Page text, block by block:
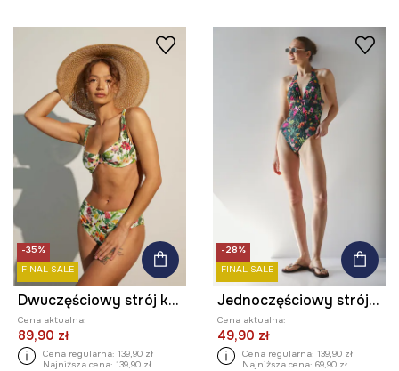
-35%
FINAL SALE
Dwuczęściowy strój kąpielowy damski wzorzysty kolor multicolor
Cena aktualna:
89,90 zł
Cena regularna: 139,90 zł
Najniższa cena: 139,90 zł
-28%
FINAL SALE
Jednoczęściowy strój kąpielowy damski w kwiaty kolor multicolor
Cena aktualna:
49,90 zł
Cena regularna: 139,90 zł
Najniższa cena: 69,90 zł